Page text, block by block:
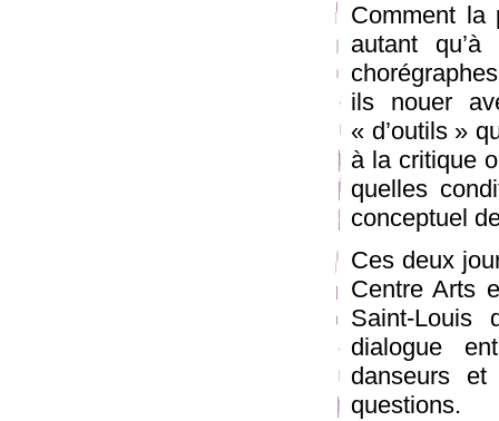
Comment la
autant
ils nouer
« d’outils »
à la critique
quelles
conceptuel
Ces deux
Centre Arts
Saint-Louis
dialogue
danseurs et
questions.